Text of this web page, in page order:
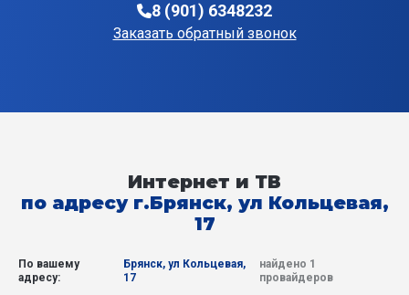
8 (901) 6348232
Заказать обратный звонок
Интернет и ТВ
по адресу г.Брянск, ул Кольцевая,
17
По вашему
адресу:
Брянск, ул Кольцевая,
17
найдено 1
провайдеров